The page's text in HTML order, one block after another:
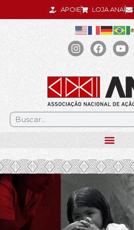
APOIE LOJA ANAÍ
.